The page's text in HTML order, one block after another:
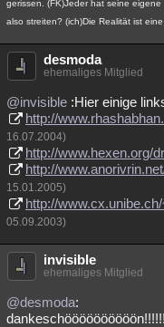
gerissen. (FK)Jeder hat seine
also streiten? (ich)Die Realität ist
desmoda
ehemaliges Mitglied
@invisible :Hier einige
http://
16.07.2004)
http://www.hexen.org/
http://
15.01.2005)
http://
05.09.2003)
invisible
ehemaliges Mitglied
@desmoda: